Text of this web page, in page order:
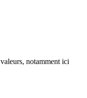
notamment ici